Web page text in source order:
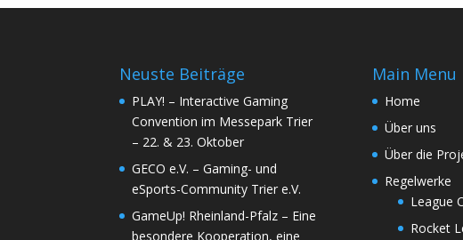
Neuste Beiträge
PLAY! – Interactive Gaming
Convention im Messepark Trier
– 22. & 23. Oktober
GECO e.V. – Gaming- und
eSports-Community Trier e.V.
GameUp! Rheinland-Pfalz – Eine
besondere Kooperation, eine
Main Menu
Home
Über uns
Über die
Regelwerke
League
Rocket